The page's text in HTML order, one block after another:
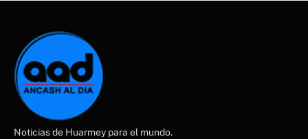
Noticias de Huarmey para el mundo.